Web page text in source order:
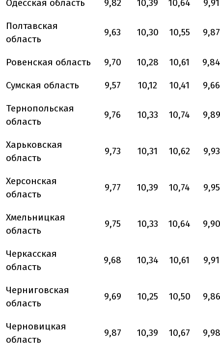
Одесская область 9,82 10,39 10,64 9,91
Полтавская
область
9,63 10,30 10,55 9,87
Ровенская область 9,70 10,28 10,61 9,84
Сумская область 9,57 10,12 10,41 9,66
Тернопольская
область
9,76 10,33 10,74 9,89
Харьковская
область
9,73 10,31 10,62 9,93
Херсонская
область
9,77 10,39 10,74 9,95
Хмельницкая
область
9,75 10,33 10,64 9,90
Черкасская
область
9,68 10,34 10,61 9,91
Черниговская
область
9,69 10,25 10,50 9,86
Черновицкая
область
9,87 10,39 10,67 9,98